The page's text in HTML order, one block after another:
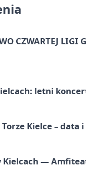
CZWARTEJ LIGI
letni
Kielce – data
Kielcach —